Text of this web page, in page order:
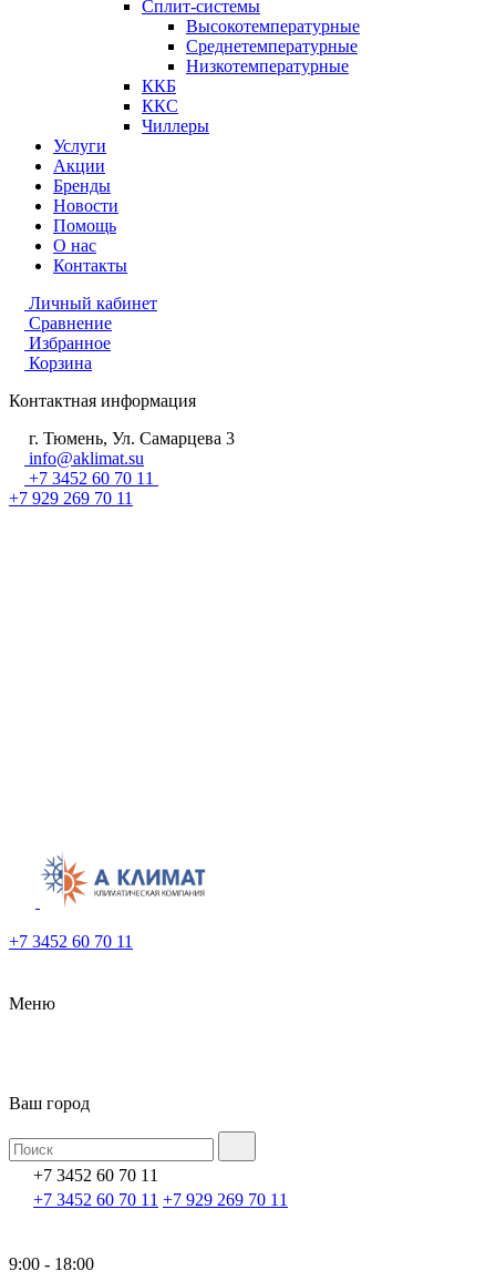
Сплит-системы
Высокотемпературные
Среднетемпературные
Низкотемпературные
ККБ
ККС
Чиллеры
Услуги
Акции
Бренды
Новости
Помощь
О нас
Контакты
Личный кабинет
Сравнение
Избранное
Корзина
Контактная информация
г. Тюмень, Ул. Самарцева 3
info@aklimat.su
+7 3452 60 70 11
+7 929 269 70 11
+7 3452 60 70 11
Меню
Ваш город
+7 3452 60 70 11
+7 3452 60 70 11 +7 929 269 70 11
9:00 - 18:00